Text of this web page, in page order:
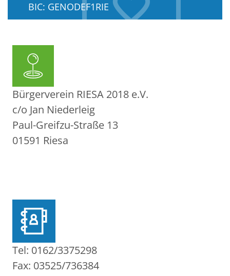
BIC: GENODEF1RIE
Bürgerverein RIESA 2018 e.V.
c/o Jan Niederleig
Paul-Greifzu-Straße 13
01591 Riesa
Tel: 0162/3375298
Fax: 03525/736384